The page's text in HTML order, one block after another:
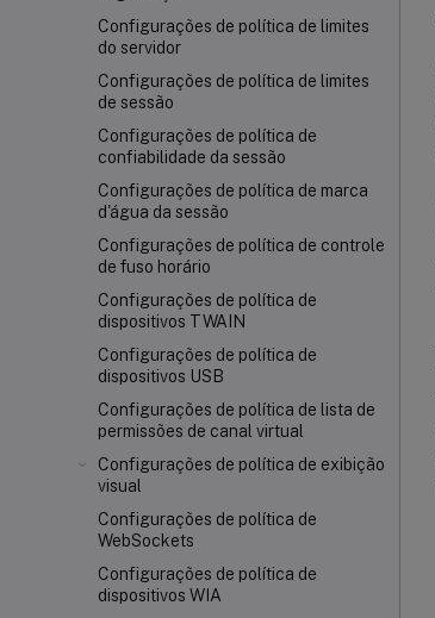
Configurações de política de limites
do servidor
Configurações de política de limites
de sessão
Configurações de política de
confiabilidade da sessão
Configurações de política de marca
d'água da sessão
Configurações de política de controle
de fuso horário
Configurações de política de
dispositivos TWAIN
Configurações de política de
dispositivos USB
Configurações de política de lista de
permissões de canal virtual
Configurações de política de exibição
visual
Configurações de política de
WebSockets
Configurações de política de
dispositivos WIA